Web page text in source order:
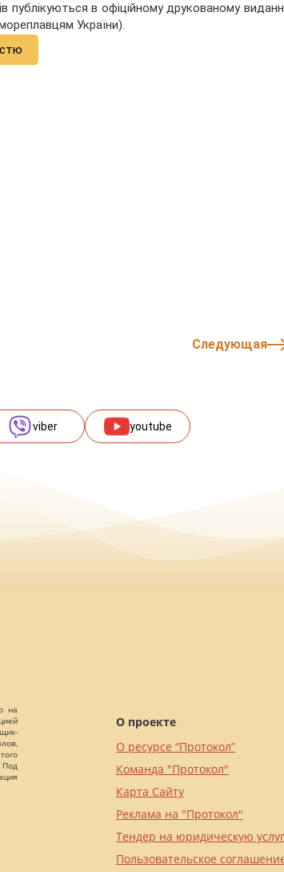
в офіційному друкованому
України).
Следующая
viber youtube
на
О проекте
О ресурсе “Протокол”
Команда "Протокол"
Карта Сайту
Реклама на "Протокол"
Тендер на юридическую
Пользовательское